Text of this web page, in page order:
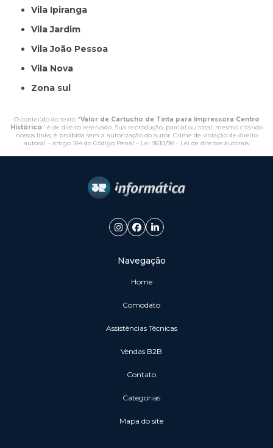
Vila Ipiranga
Vila Jardim
Vila João Pessoa
Vila Nova
Zona sul
O conteúdo do texto "Valor de Cartucho de Tinta para Impressora Centro
Histórico" é de direito reservado. Sua reprodução, parcial ou total, mesmo citando
nossos links, é proibida sem a autorização do autor. Crime de violação de direito
autoral – artigo 184 do Código Penal – Lei 9610/98 - Lei de direitos autorais.
Navegação
Home
Comodato
Assistências Técnicas
vendas B2B
Contato
Categorias
Mapa do site